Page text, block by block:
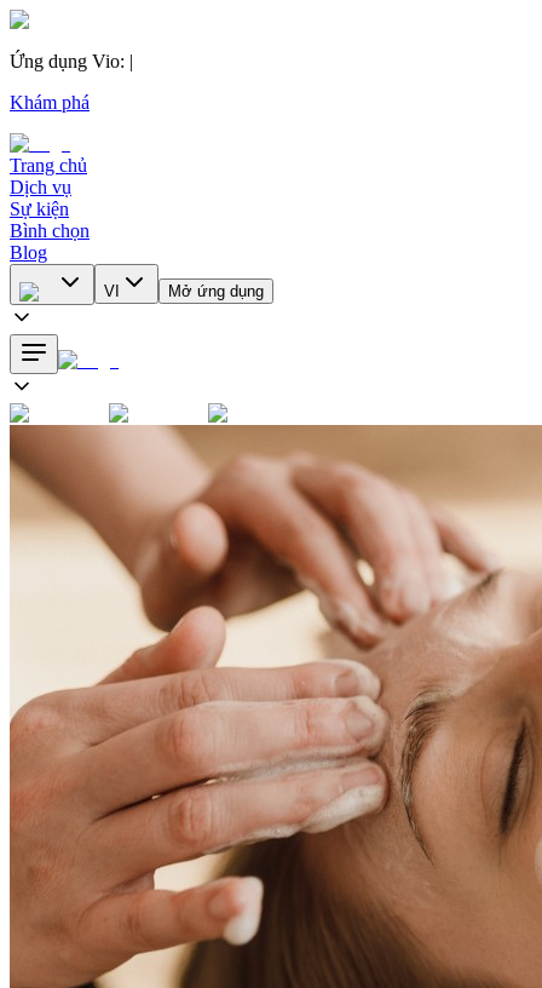
Ứng dụng Vio: |
Khám phá
Trang chủ
Dịch vụ
Sự kiện
Bình chọn
Blog
VI Mở ứng dụng